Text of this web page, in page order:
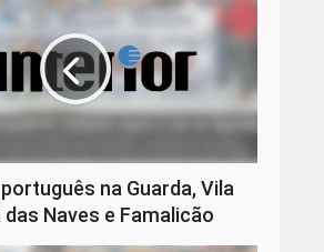
na Guarda, Vila
das Naves e Famalicão